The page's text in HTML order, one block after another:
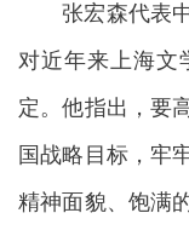
张宏森代表中
对近年来上海文
定。他指出，要
国战略目标，牢
精神面貌、饱满